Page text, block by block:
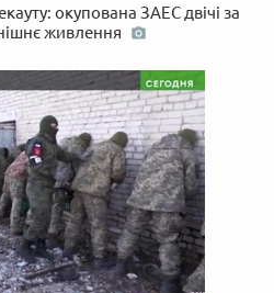
окупована ЗАЕС двічі за
живлення